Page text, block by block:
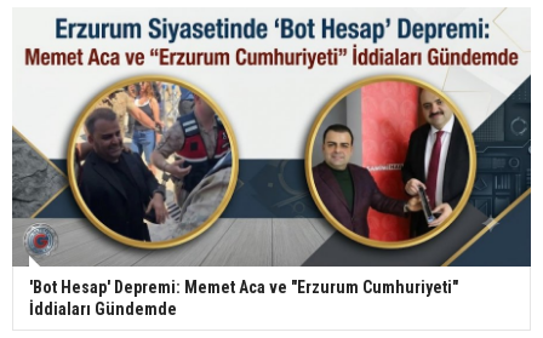
'Bot Hesap' Depremi: Memet Aca ve "Erzurum Cumhuriyeti"
İddiaları Gündemde